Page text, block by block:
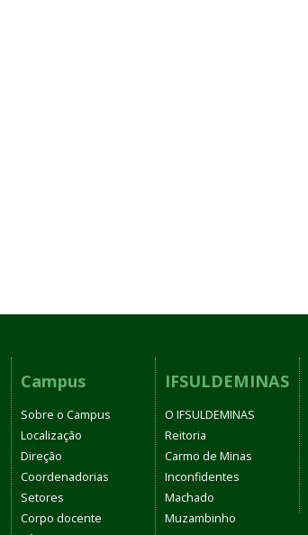
Campus
Sobre o Campus
Localização
Direção
Coordenadorias
Setores
Corpo docente
IFSULDEMINAS
O IFSULDEMINAS
Reitoria
Carmo de Minas
Inconfidentes
Machado
Muzambinho